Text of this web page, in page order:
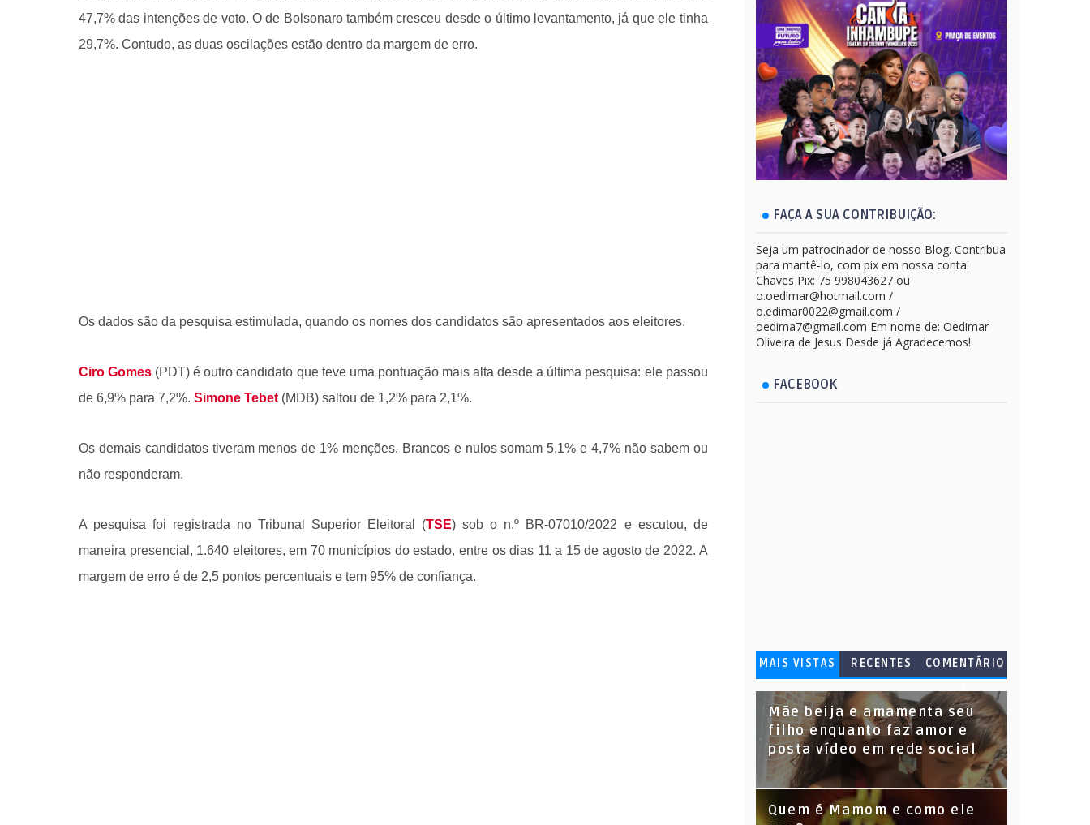
47,7% das intenções de voto. O de Bolsonaro também cresceu desde o último levantamento, já que ele tinha
29,7%. Contudo, as duas oscilações estão dentro da margem de erro.
Os dados são da pesquisa estimulada, quando os nomes dos candidatos são apresentados aos eleitores.
Ciro Gomes (PDT) é outro candidato que teve uma pontuação mais alta desde a última pesquisa: ele passou
de 6,9% para 7,2%. Simone Tebet (MDB) saltou de 1,2% para 2,1%.
Os demais candidatos tiveram menos de 1% menções. Brancos e nulos somam 5,1% e 4,7% não sabem ou
não responderam.
A pesquisa foi registrada no Tribunal Superior Eleitoral (TSE) sob o n.º BR-07010/2022 e escutou, de
maneira presencial, 1.640 eleitores, em 70 municípios do estado, entre os dias 11 a 15 de agosto de 2022. A
margem de erro é de 2,5 pontos percentuais e tem 95% de confiança.
FAÇA A SUA CONTRIBUIÇÃO:
Seja um patrocinador de nosso Blog. Contribua
para mantê-lo, com pix em nossa conta:
Chaves Pix: 75 998043627 ou
o.oedimar@hotmail.com /
o.edimar0022@gmail.com /
oedima7@gmail.com Em nome de: Oedimar
Oliveira de Jesus Desde já Agradecemos!
FACEBOOK
MAIS VISTAS RECENTES
COMENTÁRIO
S
Mãe beija e amamenta seu
filho enquanto faz amor e
posta vídeo em rede social
Quem é Mamom e como ele